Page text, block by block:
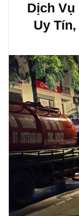
Dịch Vụ
Uy